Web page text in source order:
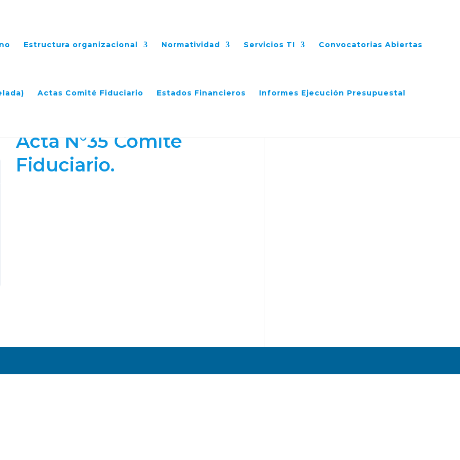
Estructura organizacional Normatividad Servicios TI Convocatorias Abiertas
Actas Comité Fiduciario Estados Financieros Informes Ejecución Presupuestal
Acta N°35 Comité
Fiduciario.